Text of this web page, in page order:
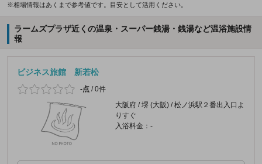
※相場情報はあくまで参考値です。目安として活用ください。
ラームズプラザ近くの温泉・スーパー銭湯・銭湯など温浴施設情
報
ビジネス旅館 新若松
-点 /0件
大阪府 / 堺 (大阪) / 松ノ浜駅２番出入口よ
りすぐ
入浴料金：-